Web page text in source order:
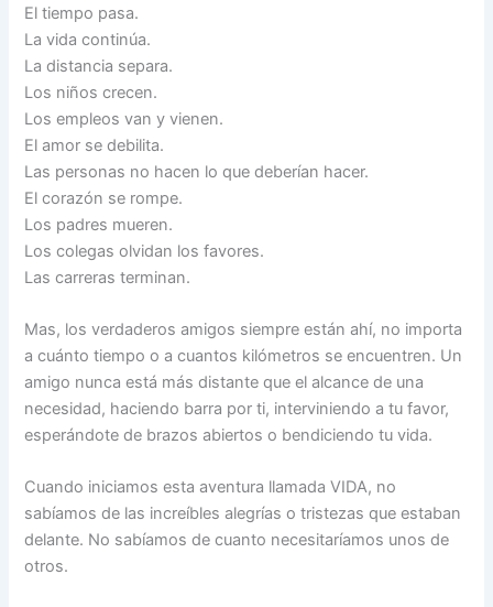
El tiempo pasa.
La vida continúa.
La distancia separa.
Los niños crecen.
Los empleos van y vienen.
El amor se debilita.
Las personas no hacen lo que deberían hacer.
El corazón se rompe.
Los padres mueren.
Los colegas olvidan los favores.
Las carreras terminan.
Mas, los verdaderos amigos siempre están ahí, no importa
a cuánto tiempo o a cuantos kilómetros se encuentren. Un
amigo nunca está más distante que el alcance de una
necesidad, haciendo barra por ti, interviniendo a tu favor,
esperándote de brazos abiertos o bendiciendo tu vida.
Cuando iniciamos esta aventura llamada VIDA, no
sabíamos de las increíbles alegrías o tristezas que estaban
delante. No sabíamos de cuanto necesitaríamos unos de
otros.